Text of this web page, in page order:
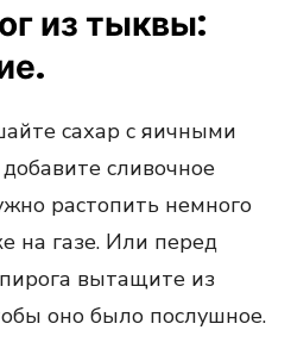
из тыквы:
сахар с яичными
сливочное
растопить немного
на газе. Или перед
вытащите из
оно было послушное.